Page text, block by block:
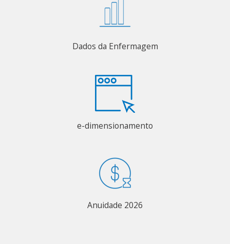
Dados da Enfermagem
e-dimensionamento
Anuidade 2026